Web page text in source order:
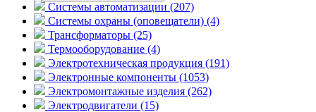
Системы автоматизации (207)
Системы охраны (оповещатели) (4)
Трансформаторы (25)
Термооборудование (4)
Электротехническая продукция (191)
Электронные компоненты (1053)
Электромонтажные изделия (262)
Электродвигатели (15)